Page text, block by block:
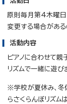
原則毎月第4木曜日
変更する場合がある
活動内容
ピアノに合わせて親
リズムで一緒に遊び
※学校が夏休み、冬
らさくらんぼリズム